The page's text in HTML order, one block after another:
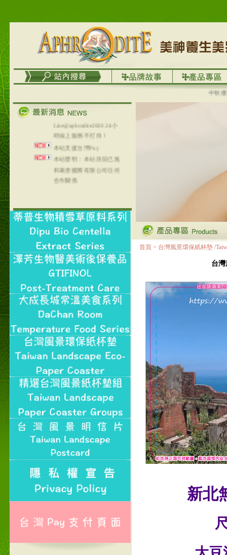
中秋優選
在外租屋者、居住處無管
理員、不方便在工作地點
取件者，歡迎多多使用
【郵局i郵箱】的服務喔～
【i郵箱】設立的地點，請
成功加入
Line@aphrodite2020 24小
時線上服務不打烊！
本站支援台灣Pay
本站聲明：本站目前已無
和葛堡國際有限公司任何
合作關係
本站支援支付宝
NT$320(RMB￥71.00)
首頁 > 台灣風景環保紙杯墊 /
台灣
新北